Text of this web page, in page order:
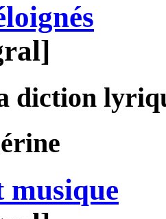
diction
musique